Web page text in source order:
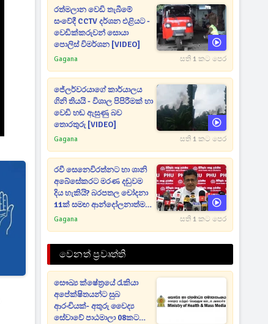
රත්මලාන වෙඩි තැබීමේ
සංවේදී CCTV දර්ශන එළියට -
වෙඩික්කරුවන් සොයා
පොලිස් විමර්ශන [VIDEO]
Gagana සති 1 කට පෙර
ජේලර්වරයාගේ කාර්යාලය
ගිනි තියයි - විශාල පිපිරීමක් හා
වෙඩි හඬ ඇසුණු බව
තොරතුරු [VIDEO]
Gagana සති 1 කට පෙර
රවී සෙනෙවිරත්නට හා ශානි
අබේසේකරට මරණ දඬුවම
දිය හැකියි? බරපතල චෝදනා
11ක් සමඟ ආන්දෝලනාත්මක
ප්‍රකාශයක් [VIDEO]
Gagana සති 1 කට පෙර
වෙනත් ප්‍රවෘත්ති
සෞඛ්‍ය ක්ෂේත්‍රයේ රැකියා
අපේක්ෂිතයන්ට සුබ
ආරංචියක්- අතුරු වෛද්‍ය
සේවාවේ පාඨමාලා 08කට